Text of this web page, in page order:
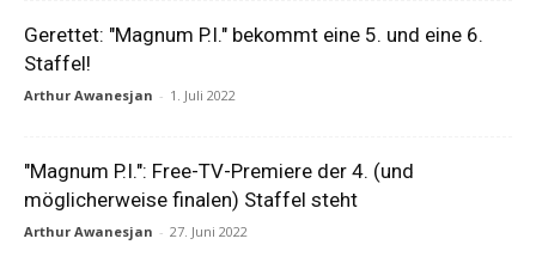
Gerettet: "Magnum P.I." bekommt eine 5. und eine 6.
Staffel!
Arthur Awanesjan - 1. Juli 2022
"Magnum P.I.": Free-TV-Premiere der 4. (und
möglicherweise finalen) Staffel steht
Arthur Awanesjan - 27. Juni 2022